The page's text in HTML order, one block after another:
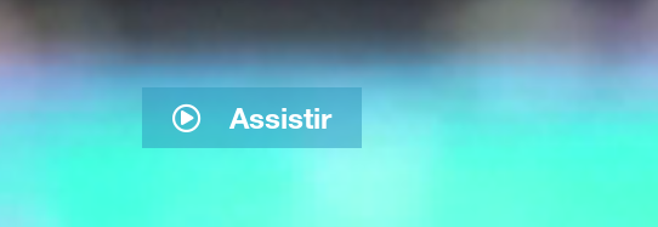
Assistir